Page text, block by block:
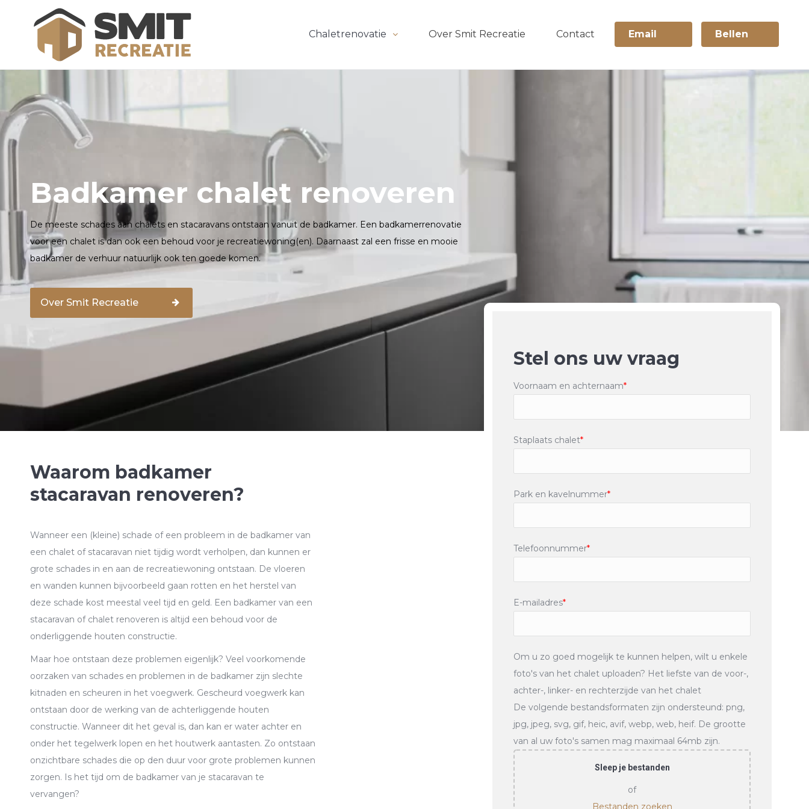
Chaletrenovatie Over Smit Recreatie Contact Email Bellen
Badkamer chalet renoveren
De meeste schades aan chalets en stacaravans ontstaan vanuit de badkamer. Een badkamerrenovatie
voor een chalet is dan ook een behoud voor je recreatiewoning(en). Daarnaast zal een frisse en mooie
badkamer de verhuur natuurlijk ook ten goede komen.
Over Smit Recreatie
Waarom badkamer
stacaravan renoveren?
Wanneer een (kleine) schade of een probleem in de badkamer van
een chalet of stacaravan niet tijdig wordt verholpen, dan kunnen er
grote schades in en aan de recreatiewoning ontstaan. De vloeren
en wanden kunnen bijvoorbeeld gaan rotten en het herstel van
deze schade kost meestal veel tijd en geld. Een badkamer van een
stacaravan of chalet renoveren is altijd een behoud voor de
onderliggende houten constructie.
Maar hoe ontstaan deze problemen eigenlijk? Veel voorkomende
oorzaken van schades en problemen in de badkamer zijn slechte
kitnaden en scheuren in het voegwerk. Gescheurd voegwerk kan
ontstaan door de werking van de achterliggende houten
constructie. Wanneer dit het geval is, dan kan er water achter en
onder het tegelwerk lopen en het houtwerk aantasten. Zo ontstaan
onzichtbare schades die op den duur voor grote problemen kunnen
zorgen. Is het tijd om de badkamer van je stacaravan te
vervangen?
Stel ons uw vraag
Voornaam en achternaam*
Staplaats chalet*
Park en kavelnummer*
Telefoonnummer*
E-mailadres*
Om u zo goed mogelijk te kunnen helpen, wilt u enkele
foto's van het chalet uploaden? Het liefste van de voor-,
achter-, linker- en rechterzijde van het chalet
De volgende bestandsformaten zijn ondersteund: png,
jpg, jpeg, svg, gif, heic, avif, webp, web, heif. De grootte
van al uw foto's samen mag maximaal 64mb zijn.
Sleep je bestanden
of
Bestanden zoeken